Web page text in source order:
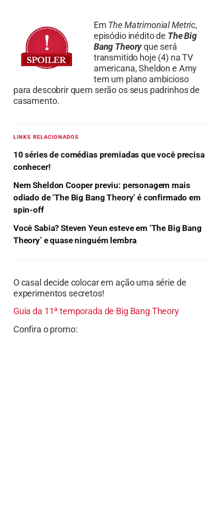
Em The Matrimonial Metric,
episódio inédito de The Big
Bang Theoryque será
transmitido hoje (4) na TV
americana, Sheldon e Amy
tem um plano ambicioso
para descobrir quem serão os seus padrinhos de
casamento.
LINKS RELACIONADOS
10 séries de comédias premiadas que você precisa
conhecer!
Nem Sheldon Cooper previu: personagem mais
odiado de ‘The Big Bang Theory’ é confirmado em
spin-off
Você Sabia? Steven Yeun esteve em ‘The Big Bang
Theory’ e quase ninguém lembra
O casal decide colocar em ação uma série de
experimentos secretos!
Guia da 11ª temporada de Big Bang Theory
Confira o promo: